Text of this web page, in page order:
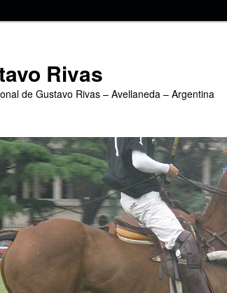
Rivas
de Gustavo Rivas – Avellaneda – Argentina